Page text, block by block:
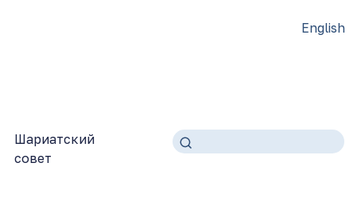
English
Шариатский
совет